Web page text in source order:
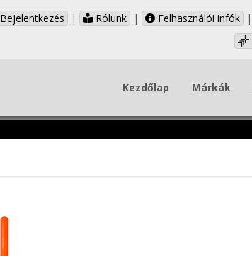
Bejelentkezés | Rólunk | Felhasználói infók |
Kezdőlap Márkák